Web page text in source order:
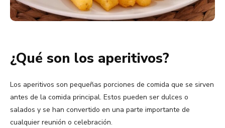
¿Qué son los aperitivos?
Los aperitivos son pequeñas porciones de comida que se sirven
antes de la comida principal. Estos pueden ser dulces o
salados y se han convertido en una parte importante de
cualquier reunión o celebración.